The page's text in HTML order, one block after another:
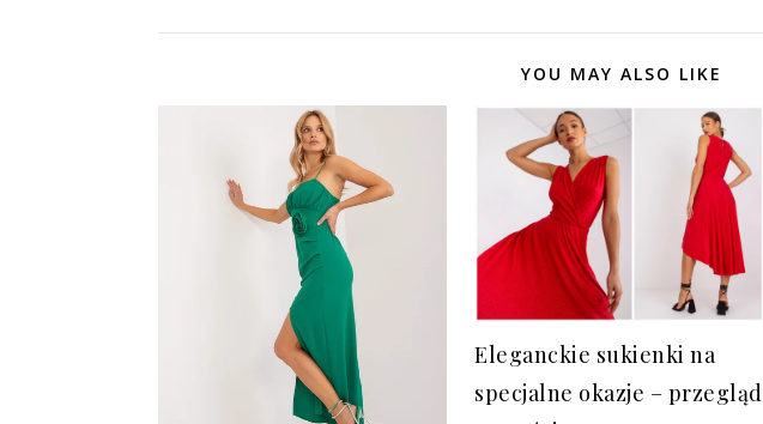
YOU MAY ALSO LIKE
Eleganckie sukienki na
specjalne okazje – przegląd